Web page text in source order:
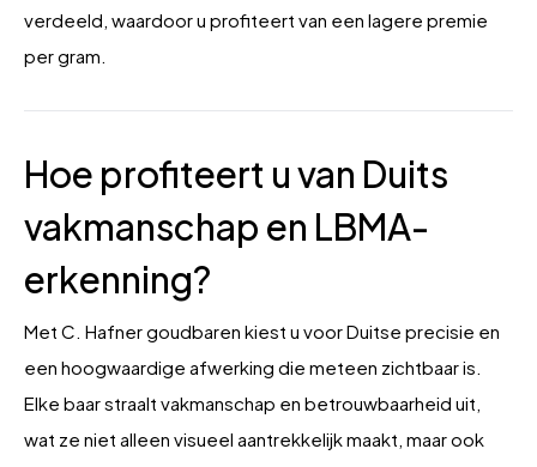
verdeeld, waardoor u profiteert van een lagere premie
per gram.
Hoe profiteert u van Duits
vakmanschap en LBMA-
erkenning?
Met C. Hafner goudbaren kiest u voor Duitse precisie en
een hoogwaardige afwerking die meteen zichtbaar is.
Elke baar straalt vakmanschap en betrouwbaarheid uit,
wat ze niet alleen visueel aantrekkelijk maakt, maar ook